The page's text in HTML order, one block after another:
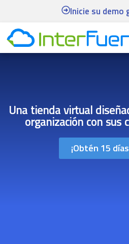
Inicie su demo
Una tienda virtual
organización con sus
¡Obtén 15